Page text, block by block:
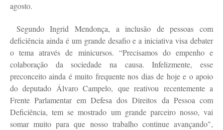
agosto.
Segundo Ingrid Mendonça, a inclusão de pessoas com
deficiência ainda é um grande desafio e a iniciativa visa debater
o tema através de minicursos. “Precisamos do empenho e
colaboração da sociedade na causa. Infelizmente, esse
preconceito ainda é muito frequente nos dias de hoje e o apoio
do deputado Álvaro Campelo, que reativou recentemente a
Frente Parlamentar em Defesa dos Direitos da Pessoa com
Deficiência, tem se mostrado um grande parceiro nosso, vai
somar muito para que nosso trabalho continue avançando",